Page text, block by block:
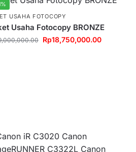
USAHA FOTOCOPY
Usaha Fotocopy BRONZE
Rp18,750,000.00